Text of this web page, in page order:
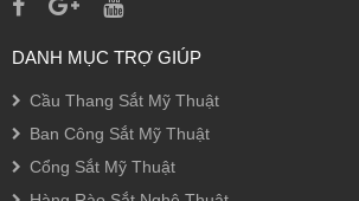
DANH MỤC TRỢ GIÚP
Cầu Thang Sắt Mỹ Thuật
Ban Công Sắt Mỹ Thuật
Cổng Sắt Mỹ Thuật